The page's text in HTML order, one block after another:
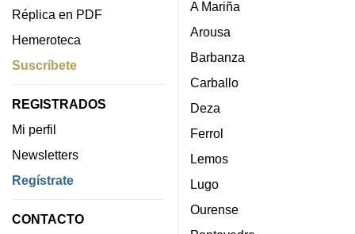
Réplica en PDF
Hemeroteca
Suscríbete
REGISTRADOS
Mi perfil
Newsletters
Regístrate
CONTACTO
A Mariña
Arousa
Barbanza
Carballo
Deza
Ferrol
Lemos
Lugo
Ourense